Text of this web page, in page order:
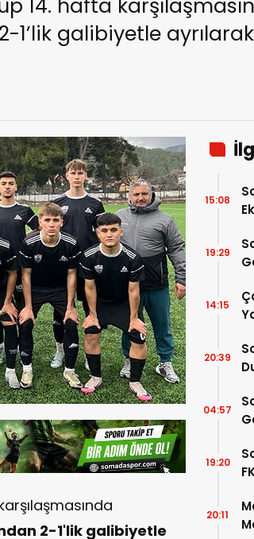
14. hafta
1’lik galibiyetle
2-1'lik galibiyetle
15:08
19:29
14:15
20:39
04:57
19:20
20:11